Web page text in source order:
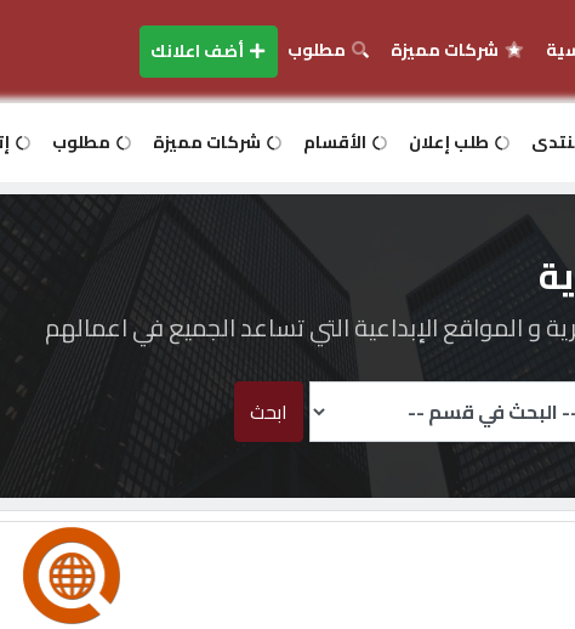
شركات مميزة مطلوب أضف اعلانك
طلب إعلان الأقسام شركات مميزة مطلوب
المواقع الإبداعية التي تساعد الجميع في اعمالهم
ابحث